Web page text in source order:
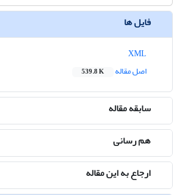
فایل ها
اصل مقاله
539.8 K
سابقه مقاله
هم رسانی
ارجاع به این مقاله